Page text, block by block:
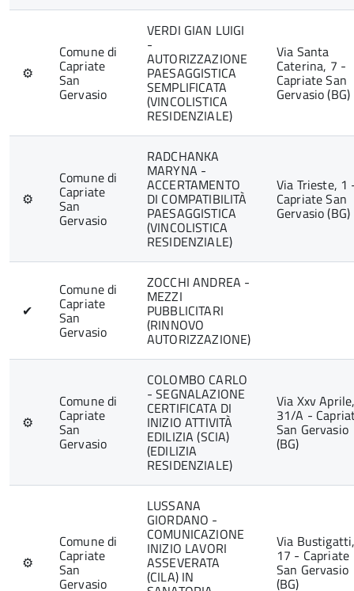
⚙
Comune di
Capriate
San
Gervasio
VERDI GIAN LUIGI
-
AUTORIZZAZIONE
PAESAGGISTICA
SEMPLIFICATA
(VINCOLISTICA
RESIDENZIALE)
Via Santa
Caterina, 7 -
Capriate San
Gervasio (BG)
⚙
Comune di
Capriate
San
Gervasio
RADCHANKA
MARYNA -
ACCERTAMENTO
DI COMPATIBILITÀ
PAESAGGISTICA
(VINCOLISTICA
RESIDENZIALE)
Via Trieste, 1
Capriate San
Gervasio (BG)
✔
Comune di
Capriate
San
Gervasio
ZOCCHI ANDREA -
MEZZI
PUBBLICITARI
(RINNOVO
AUTORIZZAZIONE)
⚙
Comune di
Capriate
San
Gervasio
COLOMBO CARLO
- SEGNALAZIONE
CERTIFICATA DI
INIZIO ATTIVITÀ
EDILIZIA (SCIA)
(EDILIZIA
RESIDENZIALE)
Via Xxv
31/A -
San Gervasio
(BG)
⚙
Comune di
Capriate
San
Gervasio
LUSSANA
GIORDANO -
COMUNICAZIONE
INIZIO LAVORI
ASSEVERATA
(CILA) IN
Via
17 - Capriate
San Gervasio
(BG)